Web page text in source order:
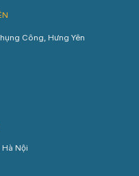
Công, Hưng Yên
Nội